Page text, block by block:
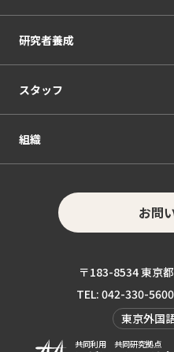
研究者養成
スタッフ
組織
お問
〒183-8534 東京
TEL: 042-330-
東京外国
共同利用 共同研究拠点